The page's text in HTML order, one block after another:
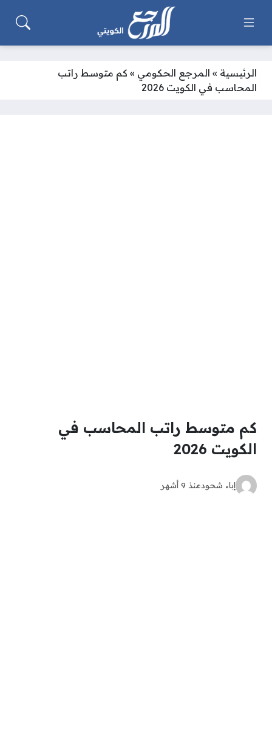
الرئيسية » المرجع الحكومي » كم متوسط راتب
المحاسب في الكويت 2026
كم متوسط راتب المحاسب في
الكويت 2026
إباء شحودمنذ 9 أشهر